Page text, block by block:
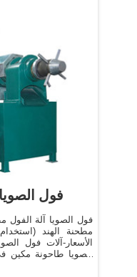
فول
فول الصويا آلة
مطحنة الهند
الأسعار-آلات فول
الصويا طاحونة مكين